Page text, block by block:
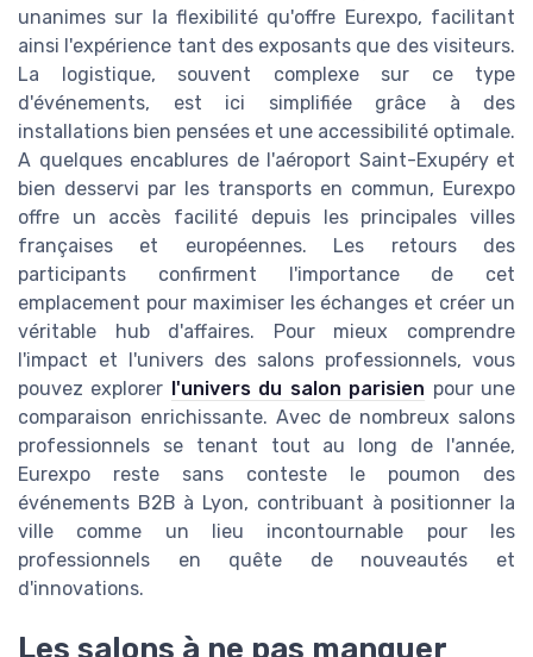
unanimes sur la flexibilité qu'offre Eurexpo, facilitant
ainsi l'expérience tant des exposants que des visiteurs.
La logistique, souvent complexe sur ce type
d'événements, est ici simplifiée grâce à des
installations bien pensées et une accessibilité optimale.
A quelques encablures de l'aéroport Saint-Exupéry et
bien desservi par les transports en commun, Eurexpo
offre un accès facilité depuis les principales villes
françaises et européennes. Les retours des
participants confirment l'importance de cet
emplacement pour maximiser les échanges et créer un
véritable hub d'affaires. Pour mieux comprendre
l'impact et l'univers des salons professionnels, vous
pouvez explorer l'univers du salon parisien pour une
comparaison enrichissante. Avec de nombreux salons
professionnels se tenant tout au long de l'année,
Eurexpo reste sans conteste le poumon des
événements B2B à Lyon, contribuant à positionner la
ville comme un lieu incontournable pour les
professionnels en quête de nouveautés et
d'innovations.
Les salons à ne pas manquer